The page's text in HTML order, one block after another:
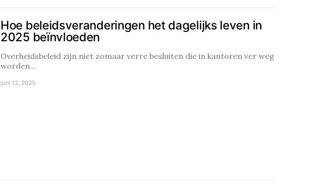
Hoe beleidsveranderingen het dagelijks leven in
2025 beïnvloeden
Overheidsbeleid zijn niet zomaar verre besluiten die in kantoren ver weg
worden…
juni 12, 2025